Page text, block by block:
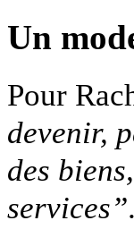
Un
Pour
devenir,
des
services”